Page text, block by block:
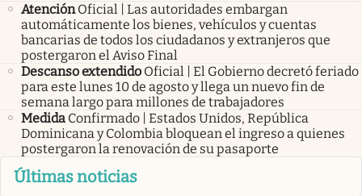
Atención Oficial | Las autoridades embargan
automáticamente los bienes, vehículos y cuentas
bancarias de todos los ciudadanos y extranjeros que
postergaron el Aviso Final
Descanso extendido Oficial | El Gobierno decretó feriado
para este lunes 10 de agosto y llega un nuevo fin de
semana largo para millones de trabajadores
Medida Confirmado | Estados Unidos, República
Dominicana y Colombia bloquean el ingreso a quienes
postergaron la renovación de su pasaporte
Últimas noticias